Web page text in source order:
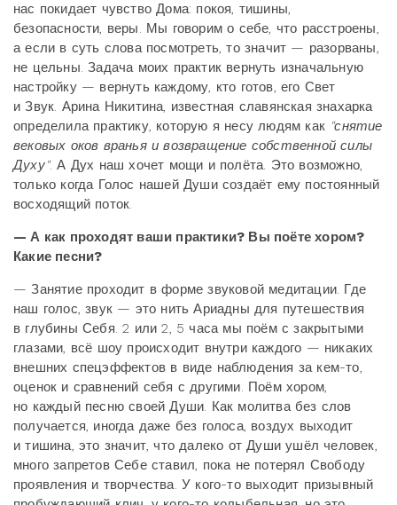
нас покидает чувство Дома: покоя, тишины,
безопасности, веры. Мы говорим о себе, что расстроены,
а если в суть слова посмотреть, то значит — разорваны,
не цельны. Задача моих практик вернуть изначальную
настройку — вернуть каждому, кто готов, его Свет
и Звук. Арина Никитина, известная славянская знахарка
определила практику, которую я несу людям как "снятие
вековых оков вранья и возвращение собственной силы
Духу". А Дух наш хочет мощи и полёта. Это возможно,
только когда Голос нашей Души создаёт ему постоянный
восходящий поток.
— А как проходят ваши практики? Вы поёте хором?
Какие песни?
— Занятие проходит в форме звуковой медитации. Где
наш голос, звук — это нить Ариадны для путешествия
в глубины Себя. 2 или 2, 5 часа мы поём с закрытыми
глазами, всё шоу происходит внутри каждого — никаких
внешних спецэффектов в виде наблюдения за кем-то,
оценок и сравнений себя с другими. Поём хором,
но каждый песню своей Души. Как молитва без слов
получается, иногда даже без голоса, воздух выходит
и тишина, это значит, что далеко от Души ушёл человек,
много запретов Себе ставил, пока не потерял Свободу
проявления и творчества. У кого-то выходит призывный